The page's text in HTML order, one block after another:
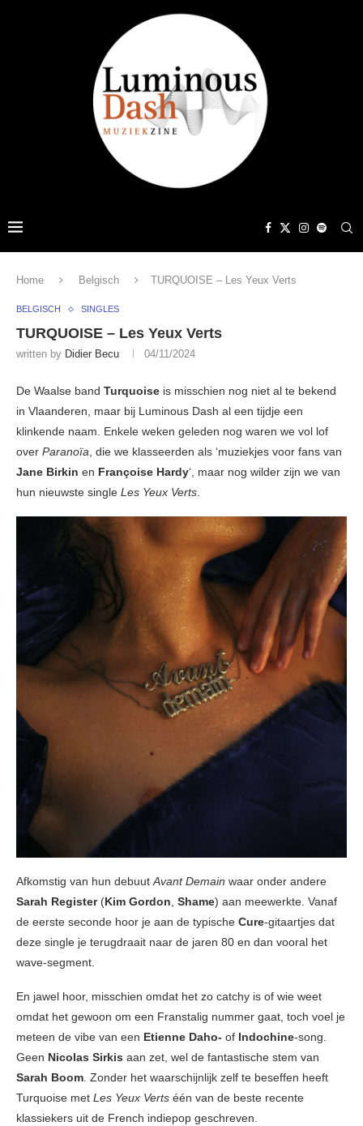
Home Belgisch TURQUOISE – Les Yeux Verts
BELGISCH SINGLES
TURQUOISE – Les Yeux Verts
written by Didier Becu 04/11/2024
De Waalse band Turquoise is misschien nog niet al te bekend
in Vlaanderen, maar bij Luminous Dash al een tijdje een
klinkende naam. Enkele weken geleden nog waren we vol lof
over Paranoïa, die we klasseerden als ‘muziekjes voor fans van
Jane Birkin en Françoise Hardy‘, maar nog wilder zijn we van
hun nieuwste single Les Yeux Verts.
Afkomstig van hun debuutAvant Demain waar onder andere
Sarah Register(Kim Gordon, Shame) aan meewerkte. Vanaf
de eerste seconde hoor je aan de typische Cure-gitaartjes dat
deze single je terugdraait naar de jaren 80 en dan vooral het
wave-segment.
En jawel hoor, misschien omdat het zo catchy is of wie weet
omdat het gewoon om een Franstalig nummer gaat, toch voel je
meteen de vibe van een Etienne Daho- of Indochine-song.
Geen Nicolas Sirkis aan zet, wel de fantastische stem van
Sarah Boom. Zonder het waarschijnlijk zelf te beseffen heeft
Turquoise met Les Yeux Verts één van de beste recente
klassiekers uit de French indiepop geschreven.